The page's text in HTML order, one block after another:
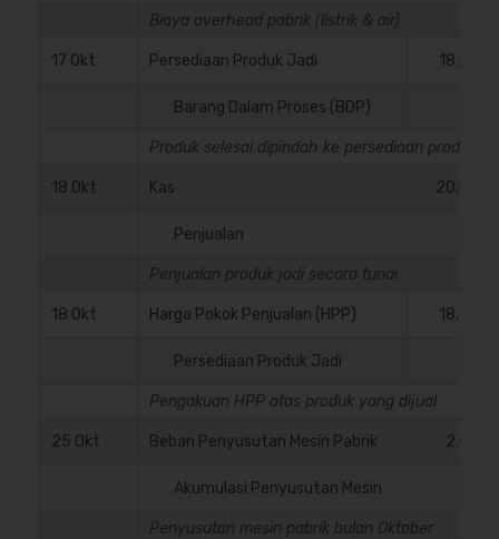
Biaya overhead pabrik (listrik & air)
17 Okt Persediaan Produk Jadi
Barang Dalam Proses (BDP)
Produk selesai dipindah ke persediaan produk
18 Okt Kas
Penjualan
Penjualan produk jadi secara tunai
18 Okt Harga Pokok Penjualan (HPP)
Persediaan Produk Jadi
Pengakuan HPP atas produk yang dijual
25 Okt Beban Penyusutan Mesin Pabrik
Akumulasi Penyusutan Mesin
Penyusutan mesin pabrik bulan Oktober